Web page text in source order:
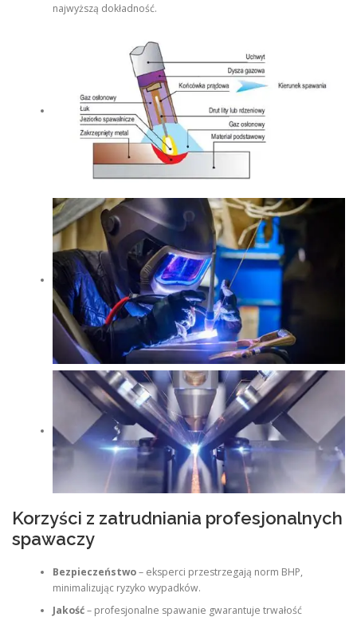
najwyższą dokładność.
Korzyści z zatrudniania profesjonalnych
spawaczy
Bezpieczeństwo– eksperci przestrzegają norm BHP,
minimalizując ryzyko wypadków.
Jakość– profesjonalne spawanie gwarantuje trwałość